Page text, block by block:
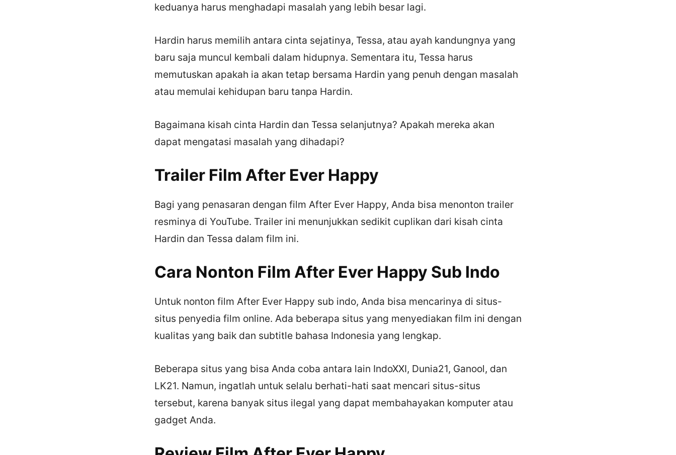
keduanya harus menghadapi masalah yang lebih besar lagi.
Hardin harus memilih antara cinta sejatinya, Tessa, atau ayah kandungnya yang
baru saja muncul kembali dalam hidupnya. Sementara itu, Tessa harus
memutuskan apakah ia akan tetap bersama Hardin yang penuh dengan masalah
atau memulai kehidupan baru tanpa Hardin.
Bagaimana kisah cinta Hardin dan Tessa selanjutnya? Apakah mereka akan
dapat mengatasi masalah yang dihadapi?
Trailer Film After Ever Happy
Bagi yang penasaran dengan film After Ever Happy, Anda bisa menonton trailer
resminya di YouTube. Trailer ini menunjukkan sedikit cuplikan dari kisah cinta
Hardin dan Tessa dalam film ini.
Cara Nonton Film After Ever Happy Sub Indo
Untuk nonton film After Ever Happy sub indo, Anda bisa mencarinya di situs-
situs penyedia film online. Ada beberapa situs yang menyediakan film ini dengan
kualitas yang baik dan subtitle bahasa Indonesia yang lengkap.
Beberapa situs yang bisa Anda coba antara lain IndoXXI, Dunia21, Ganool, dan
LK21. Namun, ingatlah untuk selalu berhati-hati saat mencari situs-situs
tersebut, karena banyak situs ilegal yang dapat membahayakan komputer atau
gadget Anda.